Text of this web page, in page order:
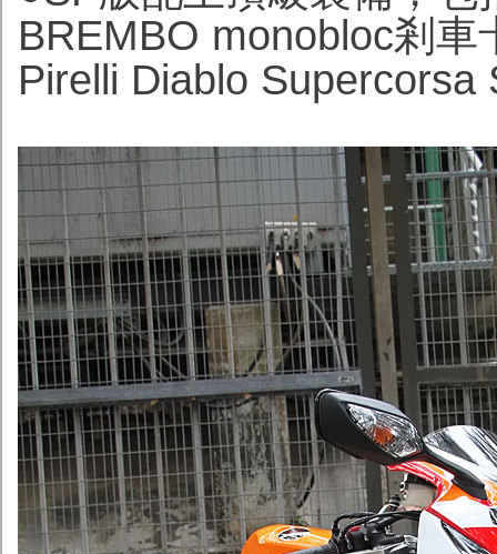
BREMBO monobloc剎
Pirelli Diablo Supercorsa